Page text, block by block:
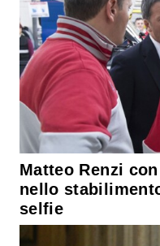
Matteo Renzi
nello
selfie